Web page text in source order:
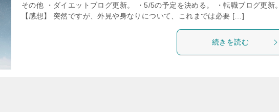
その他 ・ダイエットブログ更新。 ・5/5の予定を決める。 ・転職ブログ更新。
【感想】 突然ですが、外見や身なりについて、これまでは必要 […]
続きを読む